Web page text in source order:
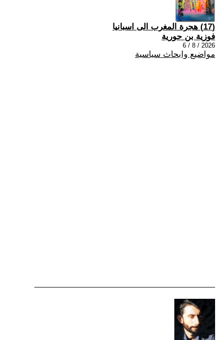
(17) هجرة المغرب الى اسبانيا
فوزية بن حورية
2026 / 8 / 6
مواضيع وابحاث سياسية